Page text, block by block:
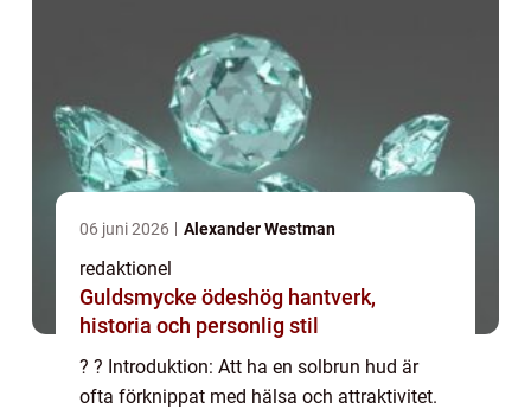
06 juni 2026 Alexander Westman
redaktionel
Guldsmycke ödeshög hantverk,
historia och personlig stil
? ? Introduktion: Att ha en solbrun hud är
ofta förknippat med hälsa och attraktivitet.